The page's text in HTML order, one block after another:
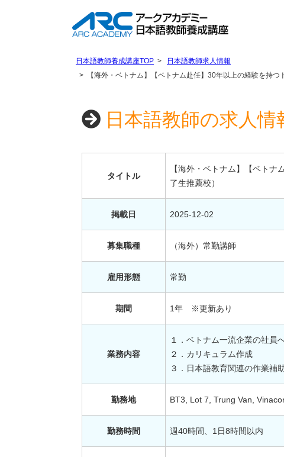
日本語教師養成講座TOP
日本語教師求人情報
【海外・ベトナム】【ベトナム赴任】30年以上の経験を持
日本語教師の求人情
タイトル
【海外・ベトナム】【ベト
了生推薦校）
掲載日 2025-12-02
募集職種 （海外）常勤講師
雇用形態 常勤
期間 1年 ※更新あり
業務内容
１．ベトナム一流企業の社員
２．カリキュラム作成
３．日本語教育関連の作業
勤務地 BT3, Lot 7, Trung Van,
勤務時間 週40時間、1日8時間以内